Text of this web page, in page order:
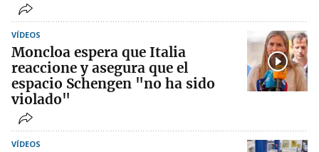
VÍDEOS
Moncloa espera que Italia
reaccione y asegura que el
espacio Schengen "no ha sido
violado"
VÍDEOS